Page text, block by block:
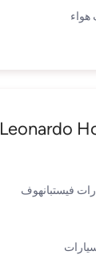
هواء
Leonardo